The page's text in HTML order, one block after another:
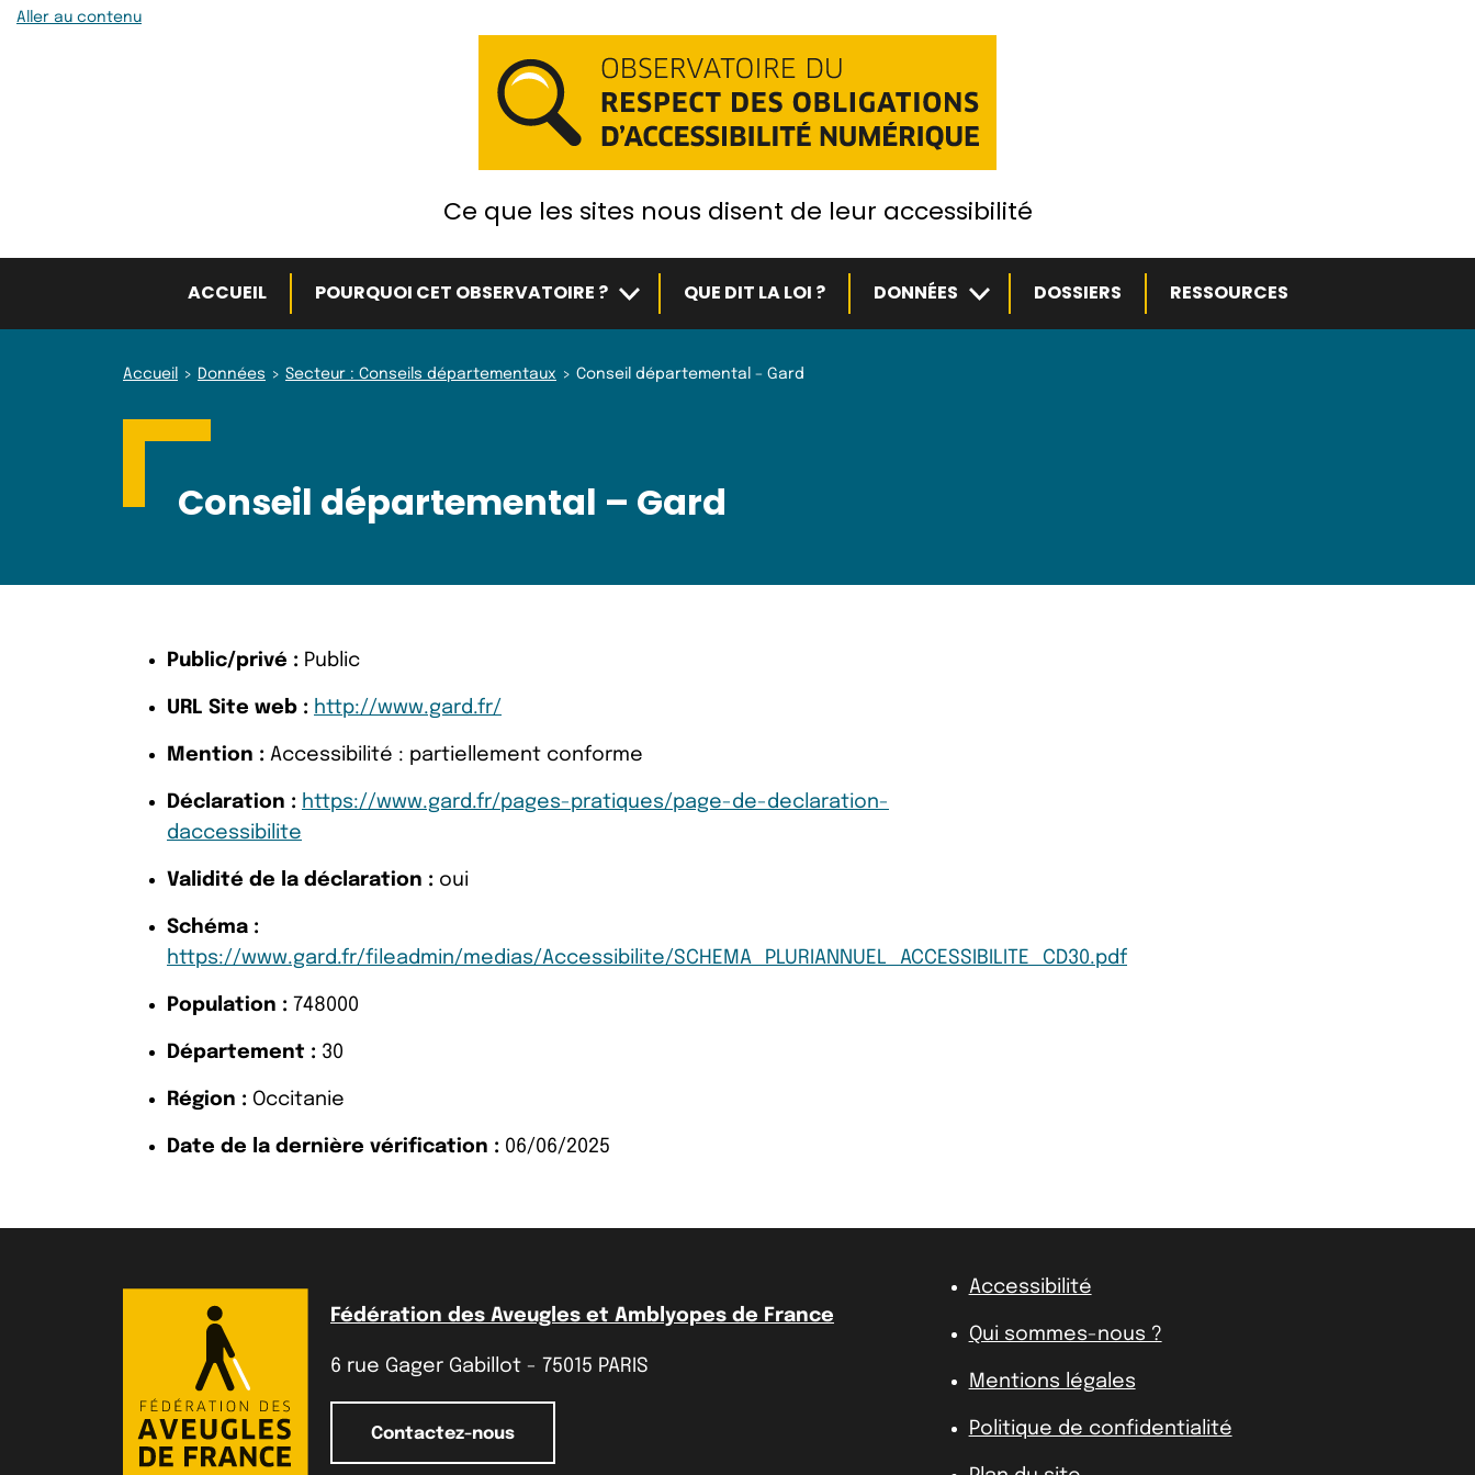
Aller au contenu
Ce que les sites nous disent de leur accessibilité
ACCUEIL POURQUOI CET OBSERVATOIRE ? Sous-menuQUE DIT LA LOI ? DONNÉES Sous-menuDOSSIERS RESSOURCES
Accueil Données Secteur : Conseils départementaux Conseil départemental – Gard
Conseil départemental – Gard
Public/privé : Public
URL Site web : http://www.gard.fr/
Mention : Accessibilité : partiellement conforme
Déclaration : https://www.gard.fr/pages-pratiques/page-de-declaration-
daccessibilite
Validité de la déclaration : oui
Schéma :
https://www.gard.fr/fileadmin/medias/Accessibilite/SCHEMA_PLURIANNUEL_ACCESSIBILITE_CD30.pdf
Population : 748000
Département : 30
Région : Occitanie
Date de la dernière vérification : 06/06/2025
Fédération des Aveugles et Amblyopes de France
6 rue Gager Gabillot - 75015 PARIS
Contactez-nous
Accessibilité
Qui sommes-nous ?
Mentions légales
Politique de confidentialité